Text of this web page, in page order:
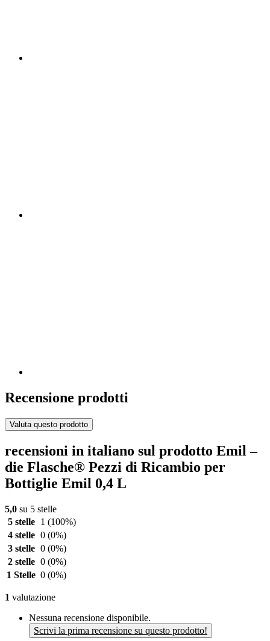
Recensione prodotti
Valuta questo prodotto
recensioni in italiano sul prodotto Emil –
die Flasche® Pezzi di Ricambio per
Bottiglie Emil 0,4 L
5,0 su 5 stelle
5 stelle
1 (100%)
4 stelle 0 (0%)
3 stelle 0 (0%)
2 stelle 0 (0%)
1 Stelle 0 (0%)
1 valutazione
Nessuna recensione disponibile.
Scrivi la prima recensione su questo prodotto!